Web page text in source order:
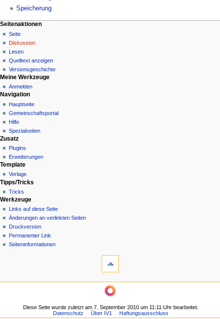
Speicherung
N
a
v
g
a
t
o
n
s
e
n
ü
Seitenaktionen
Seite
Diskussion
Lesen
Quelltext anzeigen
Versionsgeschichte
Meine Werkzeuge
Anmelden
Navigation
Hauptseite
Gemeinschafts­portal
Hilfe
Spezialseiten
Zusatz
Plugins
Erweiterungen
Template
Vorlage
Tipps/Tricks
Tricks
Werkzeuge
Links auf diese Seite
Änderungen an verlinkten Seiten
Druckversion
Permanenter Link
Seiten­­informationen
Diese Seite wurde zuletzt am 7. September 2010 um 11:11 Uhr bearbeitet.
Datenschutz
Über IV1 Haftungsausschluss